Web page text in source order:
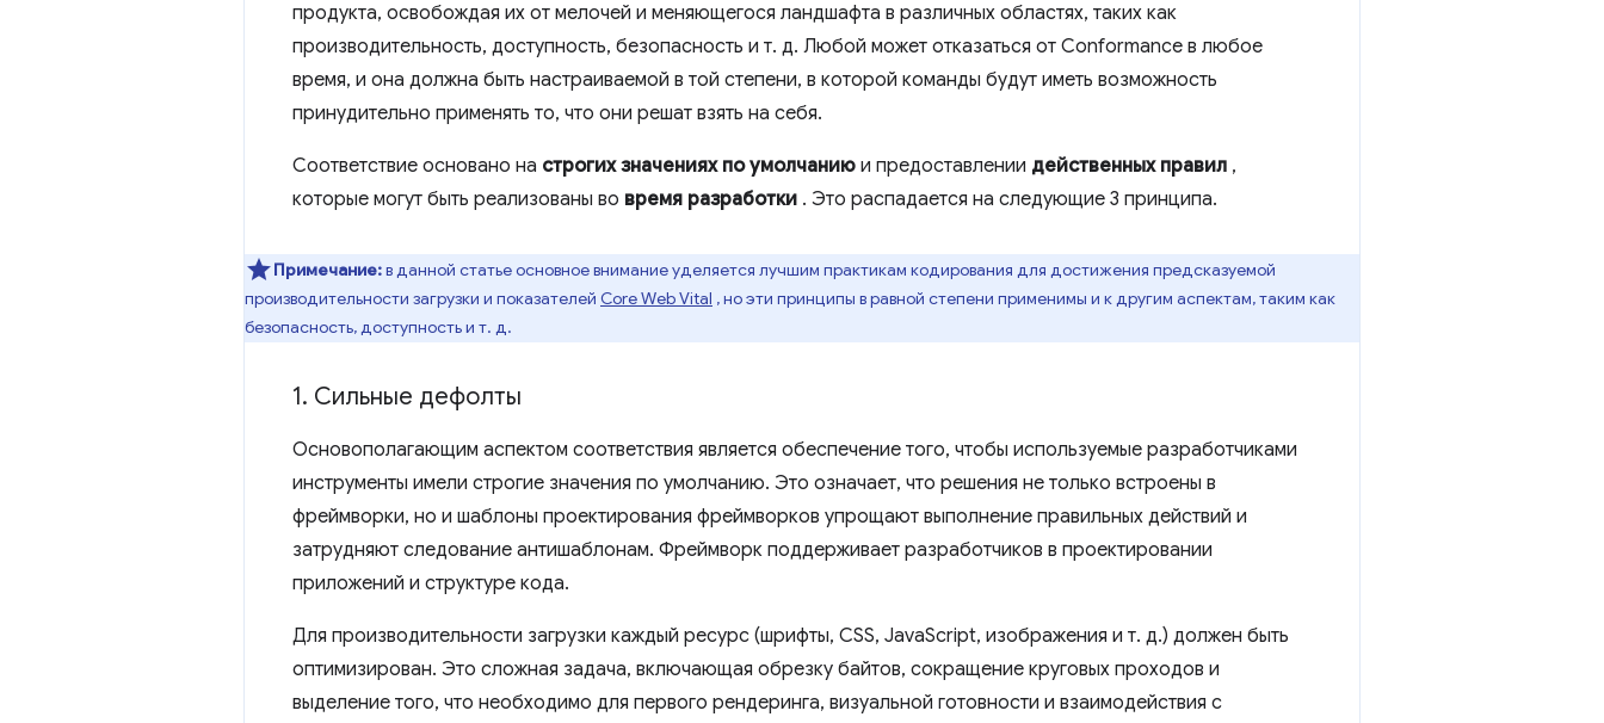
продукта, освобождая их от мелочей и меняющегося ландшафта в различных областях, таких как
производительность, доступность, безопасность и т. д. Любой может отказаться от Conformance в любое
время, и она должна быть настраиваемой в той степени, в которой команды будут иметь возможность
принудительно применять то, что они решат взять на себя.
Соответствие основано на строгих значениях по умолчанию и предоставлении действенных правил ,
которые могут быть реализованы во время разработки . Это распадается на следующие 3 принципа.
Примечание:в данной статье основное внимание уделяется лучшим практикам кодирования для достижения предсказуемой
производительности загрузки и показателей Core Web Vital , но эти принципы в равной степени применимы и к другим аспектам, таким как
безопасность, доступность и т. д.
1. Сильные дефолты
Основополагающим аспектом соответствия является обеспечение того, чтобы используемые разработчиками
инструменты имели строгие значения по умолчанию. Это означает, что решения не только встроены в
фреймворки, но и шаблоны проектирования фреймворков упрощают выполнение правильных действий и
затрудняют следование антишаблонам. Фреймворк поддерживает разработчиков в проектировании
приложений и структуре кода.
Для производительности загрузки каждый ресурс (шрифты, CSS, JavaScript, изображения и т. д.) должен быть
оптимизирован. Это сложная задача, включающая обрезку байтов, сокращение круговых проходов и
выделение того, что необходимо для первого рендеринга, визуальной готовности и взаимодействия с